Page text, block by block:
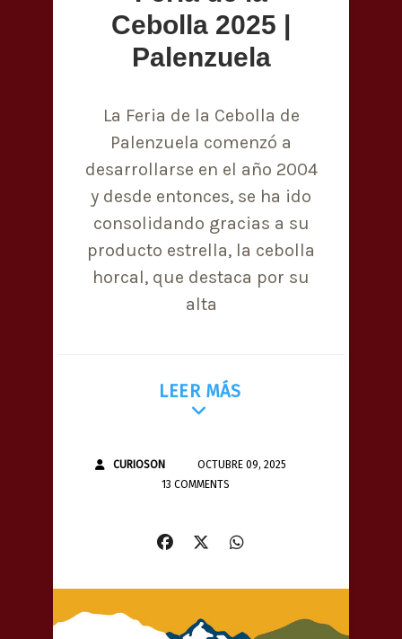
Cebolla 2025 |
Palenzuela
La Feria de la Cebolla de
Palenzuela comenzó a
desarrollarse en el año 2004
y desde entonces, se ha ido
consolidando gracias a su
producto estrella, la cebolla
horcal, que destaca por su
alta
LEER MÁS
CURIOSON
OCTUBRE 09, 2025
13 COMMENTS